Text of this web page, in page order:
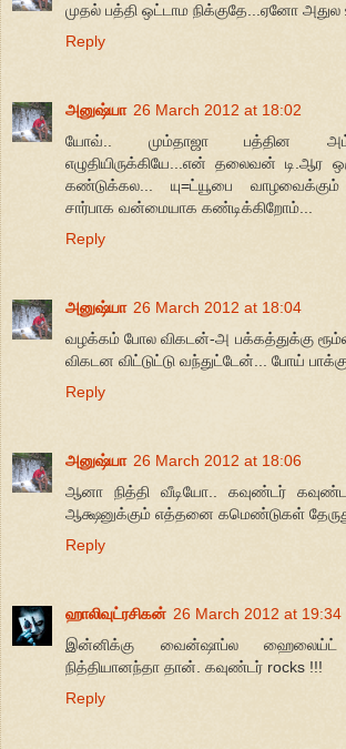
முதல் பத்தி ஒட்டாம நிக்குதே...ஏனோ அதுல
Reply
அனுஷ்யா 26 March 2012 at 18:02
யோவ்.. மும்தாஜா பத்தின
எழுதியிருக்கியே...என் தலைவன் டி.ஆர
கண்டுக்கல... யு=ட்யூபை
சார்பாக வன்மையாக கண்டிக்கிறோம்...
Reply
அனுஷ்யா 26 March 2012 at 18:04
வழக்கம் போல விகடன்-அ பக்கத்துக்கு ரூம்ல
விகடன விட்டுட்டு வந்துட்டேன்... போய்
Reply
அனுஷ்யா 26 March 2012 at 18:06
ஆனா நித்தி வீடியோ.. கவுண்டர்
ஆக்ஷனுக்கும் எத்தனை கமெண்டுகள் தேருது
Reply
ஹாலிவுட்ரசிகன் 26 March 2012 at 19:34
இன்னிக்கு வைன்ஷாப்ல
நித்தியானந்தா தான். கவுண்டர் rocks !!!
Reply